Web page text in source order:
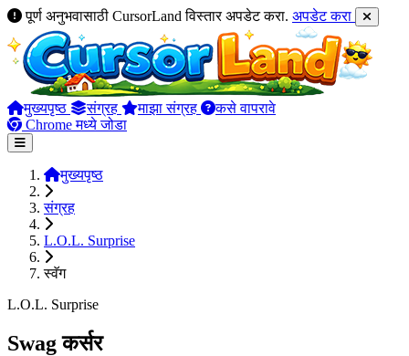
पूर्ण अनुभवासाठी CursorLand विस्तार अपडेट करा. अपडेट करा
मुख्यपृष्ठ संग्रह माझा संग्रह
कसे वापरावे
Chrome मध्ये जोडा
मुख्यपृष्ठ
संग्रह
L.O.L. Surprise
स्वॅग
L.O.L. Surprise
Swag कर्सर